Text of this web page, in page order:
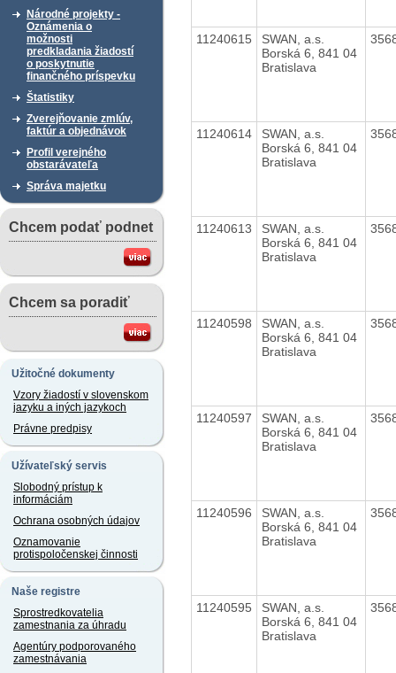
Národné projekty -
Oznámenia o
možnosti
predkladania žiadostí
o poskytnutie
finančného príspevku
Štatistiky
Zverejňovanie zmlúv,
faktúr a objednávok
Profil verejného
obstarávateľa
Správa majetku
Chcem podať podnet
Chcem sa poradiť
Užitočné dokumenty
Vzory žiadostí v slovenskom
jazyku a iných jazykoch
Právne predpisy
Užívateľský servis
Slobodný prístup k
informáciám
Ochrana osobných údajov
Oznamovanie
protispoločenskej činnosti
Naše registre
Sprostredkovatelia
zamestnania za úhradu
Agentúry podporovaného
zamestnávania
11240615
SWAN, a.s.
Borská 6, 841 04
Bratislava
11240614
SWAN, a.s.
Borská 6, 841 04
Bratislava
11240613
SWAN, a.s.
Borská 6, 841 04
Bratislava
11240598
SWAN, a.s.
Borská 6, 841 04
Bratislava
11240597
SWAN, a.s.
Borská 6, 841 04
Bratislava
11240596
SWAN, a.s.
Borská 6, 841 04
Bratislava
11240595
SWAN, a.s.
Borská 6, 841 04
Bratislava